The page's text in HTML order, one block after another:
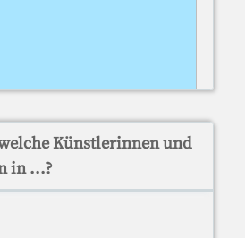
Künstlerinnen und
in ...?